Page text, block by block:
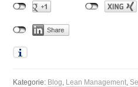
Kategorie: Blog, Lean Management,